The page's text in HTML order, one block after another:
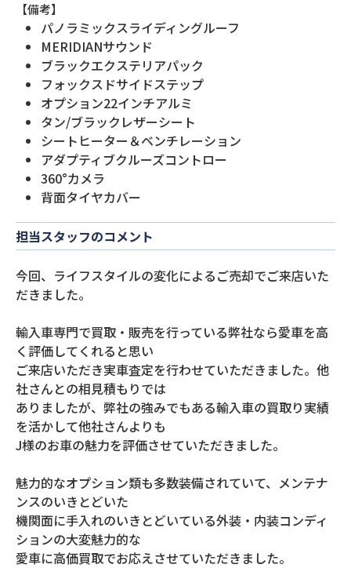
【備考】
パノラミックスライディングルーフ
MERIDIANサウンド
ブラックエクステリアパック
フォックスドサイドステップ
オプション22インチアルミ
タン/ブラックレザーシート
シートヒーター＆ベンチレーション
アダプティブクルーズコントロー
360°カメラ
背面タイヤカバー
担当スタッフのコメント
今回、ライフスタイルの変化によるご売却でご来店いた
だきました。
輸入車専門で買取・販売を行っている弊社なら愛車を高
く評価してくれると思い
ご来店いただき実車査定を行わせていただきました。他
社さんとの相見積もりでは
ありましたが、弊社の強みでもある輸入車の買取り実績
を活かして他社さんよりも
J様のお車の魅力を評価させていただきました。
魅力的なオプション類も多数装備されていて、メンテナ
ンスのいきとどいた
機関面に手入れのいきとどいている外装・内装コンディ
ションの大変魅力的な
愛車に高価買取でお応えさせていただきました。